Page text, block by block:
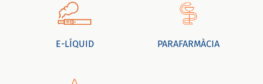
E-LÍQUID PARAFARMÀCIA